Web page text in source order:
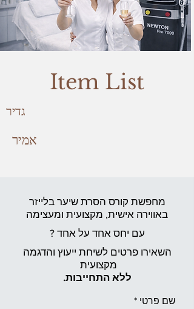
Item List
גדיר
אמיר
מחפשת קורס הסרת שיער בלייזר
באווירה אישית, מקצועית ומעצימה
עם יחס אחד על אחד ?
השאירו פרטים לשיחת ייעוץ והדגמה
מקצועית
ללא התחייבות.
שם פרטי